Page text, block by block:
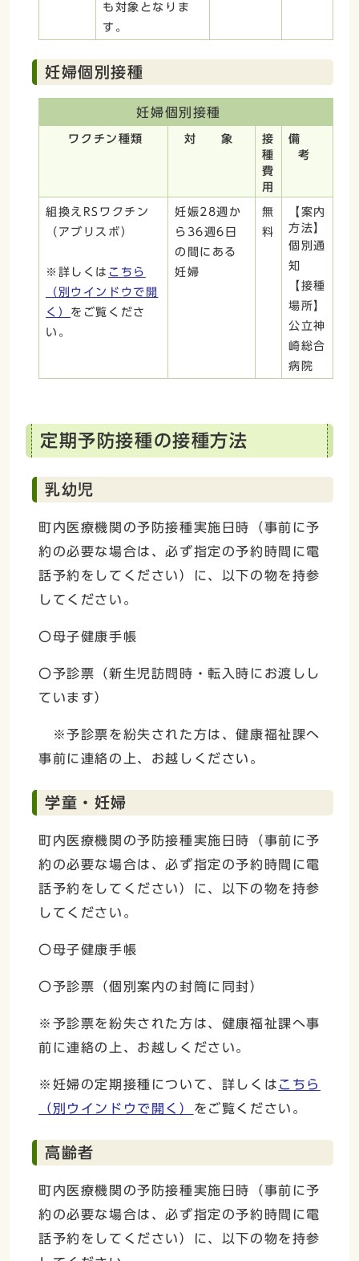
も対象となりま
す。
妊婦個別接種
妊婦個別接種
ワクチン種類 対 象
接
種
費
用
備
考
組換えRSワクチン
（アブリスボ）
※詳しくは こちら
（別ウインドウで開
く） をご覧くださ
い。
妊娠28週か
ら36週6日
の間にある
妊婦
無
料
【案内
方法】
個別通
知
【接種
場所】
公立神
崎総合
病院
定期予防接種の接種方法
乳幼児
町内医療機関の予防接種実施日時（事前に予
約の必要な場合は、必ず指定の予約時間に電
話予約をしてください）に、以下の物を持参
してください。
〇母子健康手帳
〇予診票（新生児訪問時・転入時にお渡しし
ています）
※予診票を紛失された方は、健康福祉課へ
事前に連絡の上、お越しください。
学童・妊婦
町内医療機関の予防接種実施日時（事前に予
約の必要な場合は、必ず指定の予約時間に電
話予約をしてください）に、以下の物を持参
してください。
〇母子健康手帳
〇予診票（個別案内の封筒に同封）
※予診票を紛失された方は、健康福祉課へ事
前に連絡の上、お越しください。
※妊婦の定期接種について、詳しくは こちら
（別ウインドウで開く） をご覧ください。
高齢者
町内医療機関の予防接種実施日時（事前に予
約の必要な場合は、必ず指定の予約時間に電
話予約をしてください）に、以下の物を持参